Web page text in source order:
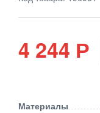
4 244 Р
Материалы